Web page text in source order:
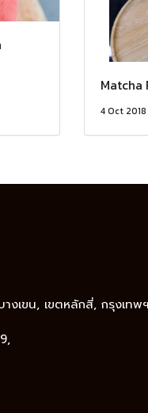
Matcha
4 Oct 2018
เขน, เขตหลักสี่, กรุงเท